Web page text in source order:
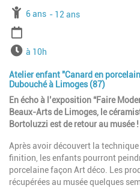
À partir de
6 ans Jusqu'à l'age de
12 ans
Horaires
à 10h
Atelier enfant "Canard en
Dubouché à Limoges (87)
En écho à l’exposition “Faire
Beaux-Arts de Limoges, le
Bortoluzzi est de retour au musée !
Après avoir découvert la
finition, les enfants pourront
porcelaine façon Art déco. Les
récupérées au musée quelques